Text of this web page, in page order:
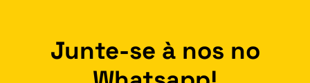
Junte-se à nos no